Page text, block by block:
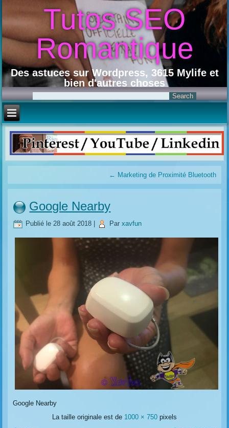
Tutos SEO
Romantique
Des astuces sur Wordpress, 3615 Mylife et
bien d'autres choses
← Marketing de Proximité Bluetooth
Google Nearby
Publié le 28 août 2018 Par xavfun
Google Nearby
La taille originale est de 1000 × 750 pixels